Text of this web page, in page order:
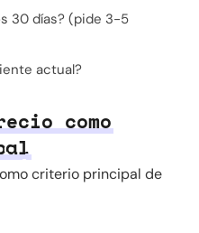
30 días? (pide 3-5
actual?
como
criterio principal de